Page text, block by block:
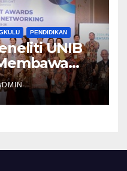
PENDIDIKAN
UNIB
Atmosfer